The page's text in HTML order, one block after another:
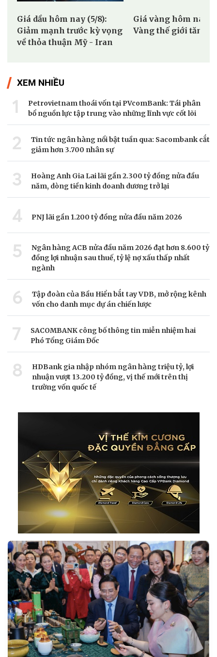
Giá dầu hôm nay (5/8):
Giảm mạnh trước kỳ vọng
về thỏa thuận Mỹ - Iran
Giá vàng hôm nay
Vàng thế giới tăng
XEM NHIỀU
1
Petrovietnam thoái vốn tại PVcomBank: Tái phân
bổ nguồn lực tập trung vào những lĩnh vực cốt lõi
2
Tin tức ngân hàng nổi bật tuần qua: Sacombank cắt
giảm hơn 3.700 nhân sự
3
Hoàng Anh Gia Lai lãi gần 2.300 tỷ đồng nửa đầu
năm, dòng tiền kinh doanh dương trở lại
4 PNJ lãi gần 1.200 tỷ đồng nửa đầu năm 2026
5
Ngân hàng ACB nửa đầu năm 2026 đạt hơn 8.600 tỷ
đồng lợi nhuận sau thuế, tỷ lệ nợ xấu thấp nhất
ngành
6
Tập đoàn của Bầu Hiển bắt tay VDB, mở rộng kênh
vốn cho danh mục dự án chiến lược
7
SACOMBANK công bố thông tin miễn nhiệm hai
Phó Tổng Giám Đốc
8
HDBank gia nhập nhóm ngân hàng triệu tỷ, lợi
nhuận vượt 13.200 tỷ đồng, vị thế mới trên thị
trường vốn quốc tế